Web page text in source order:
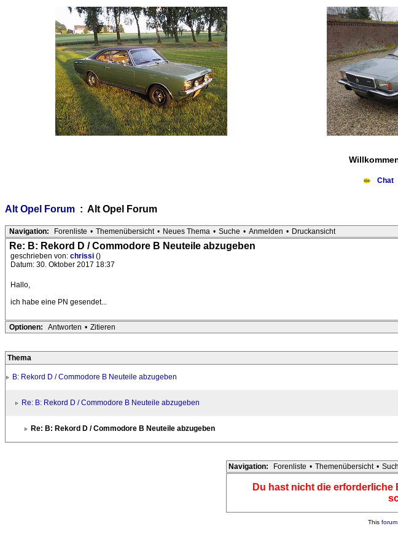
Chat
Alt Opel Forum : Alt Opel Forum
Navigation: Forenliste • Themenübersicht • Neues Thema • Suche • Anmelden • Druckansicht
Re: B: Rekord D / Commodore B Neuteile abzugeben
geschrieben von: chrissi ()
Datum: 30. Oktober 2017 18:37
Hallo,
ich habe eine PN gesendet...
Optionen: Antworten • Zitieren
Thema
B: Rekord D / Commodore B Neuteile abzugeben
Re: B: Rekord D / Commodore B Neuteile abzugeben
Re: B: Rekord D / Commodore B Neuteile abzugeben
Navigation: Forenliste • Themenübersicht •
Du hast nicht die erforderliche
This forum